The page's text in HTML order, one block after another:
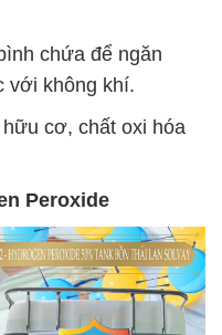
chứa để ngăn
với không khí.
cơ, chất oxi hóa
Peroxide